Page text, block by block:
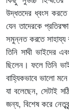
উদ্ধতদের ধ্বংস
যেন তাদেরকে
সমুন্নত করতে সাহায্য
তিনি সাথী ভাইদের
ছিলেন। ফলে তিনি
বাহ্যিকভাবে ভালো
যা বলেছেন, সেটাই
জন্য, বিশেষ করে